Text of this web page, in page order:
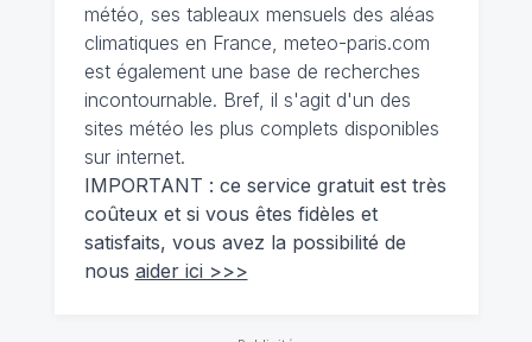
météo, ses tableaux mensuels des aléas
climatiques en France, meteo-paris.com
est également une base de recherches
incontournable. Bref, il s'agit d'un des
sites météo les plus complets disponibles
sur internet.
IMPORTANT : ce service gratuit est très
coûteux et si vous êtes fidèles et
satisfaits, vous avez la possibilité de
nous aider ici >>>